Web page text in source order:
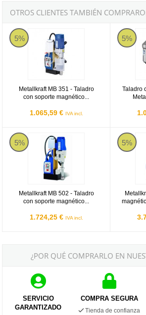
OTROS CLIENTES TAMBIÉN
5%
Metallkraft MB 351 - Taladro
con soporte magnético...
1.065,59 € IVA incl.
Metallkraft MB 351 - Taladro con soporte
5%
Taladro
Taladro
5%
Metallkraft MB 502 - Taladro
con soporte magnético...
1.724,25 € IVA incl.
Metallkraft MB 502 - Taladro con soporte
5%
¿POR QUÉ COMPRARLO EN
SERVICIO
GARANTIZADO
COMPRA SEGURA
Tienda de confianza